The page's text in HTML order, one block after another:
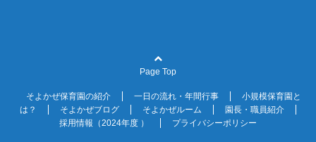
Page Top
そよかぜ保育園の紹介 一日の流れ・年間行事
小規模保育園と
は？
そよかぜブログ そよかぜルーム
園長・職員紹介
採用情報（2024年度 ）
プライバシーポリシー